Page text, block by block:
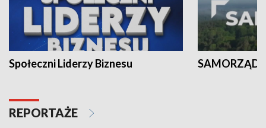
Społeczni Liderzy Biznesu SAMORZĄD
REPORTAŻE